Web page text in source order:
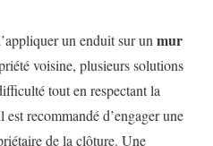
un enduit sur unmur
voisine, plusieurs solutions
tout en respectant la
recommandé d’engager une
de la clôture. Une